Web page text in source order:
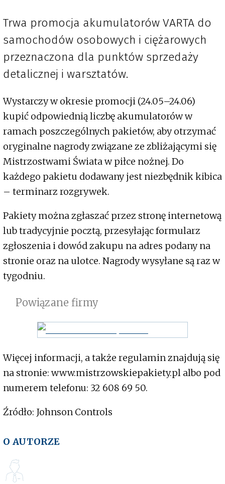
Trwa promocja akumulatorów VARTA do
samochodów osobowych i ciężarowych
przeznaczona dla punktów sprzedaży
detalicznej i warsztatów.
Wystarczy w okresie promocji (24.05–24.06)
kupić odpowiednią liczbę akumulatorów w
ramach poszczególnych pakietów, aby otrzymać
oryginalne nagrody związane ze zbliżającymi się
Mistrzostwami Świata w piłce nożnej. Do
każdego pakietu dodawany jest niezbędnik kibica
– terminarz rozgrywek.
Pakiety można zgłaszać przez stronę internetową
lub tradycyjnie pocztą, przesyłając formularz
zgłoszenia i dowód zakupu na adres podany na
stronie oraz na ulotce. Nagrody wysyłane są raz w
tygodniu.
Powiązane firmy
Więcej informacji, a także regulamin znajdują się
na stronie: www.mistrzowskiepakiety.pl albo pod
numerem telefonu: 32 608 69 50.
Źródło: Johnson Controls
O AUTORZE